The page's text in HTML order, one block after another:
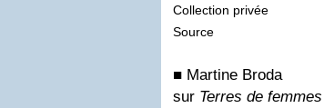
Collection privée
Source
■ Martine Broda
sur Terres de femmes